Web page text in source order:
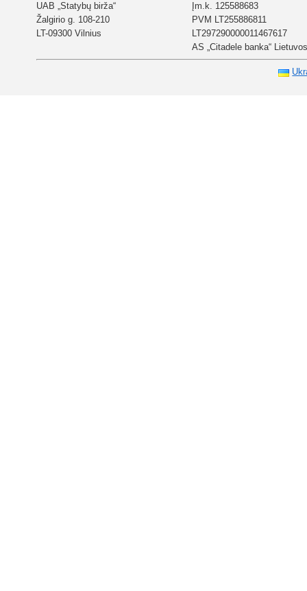
UAB „Statybų birža“
Žalgirio g. 108-210
LT-09300 Vilnius
Įm.k. 125588683
PVM LT255886811
LT297290000011467617
AS „Citadele banka“